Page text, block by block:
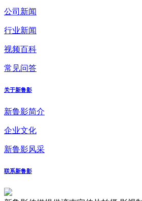
公司新闻
行业新闻
视频百科
常见问答
关于新鲁影
新鲁影简介
企业文化
新鲁影风采
联系新鲁影